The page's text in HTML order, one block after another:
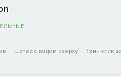
Шутер с видом сверху
Твин-стик